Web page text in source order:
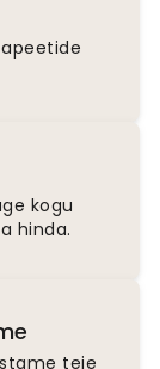
kogu
hinda.
teie